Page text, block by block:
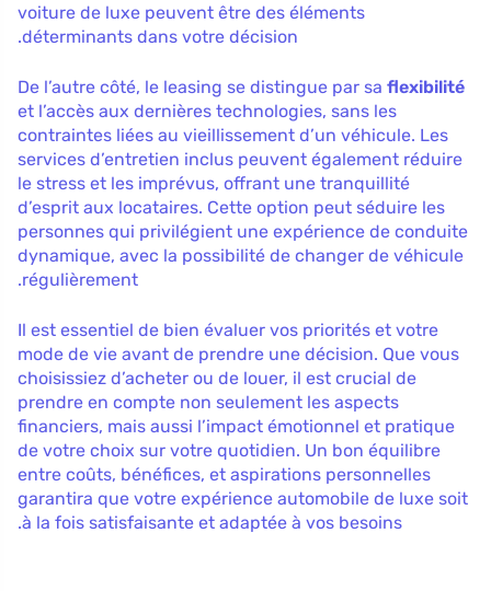
voiture de luxe peuvent être des éléments
déterminants dans votre décision.
De l’autre côté, le leasing se distingue par sa flexibilité
et l’accès aux dernières technologies, sans les
contraintes liées au vieillissement d’un véhicule. Les
services d’entretien inclus peuvent également réduire
le stress et les imprévus, offrant une tranquillité
d’esprit aux locataires. Cette option peut séduire les
personnes qui privilégient une expérience de conduite
dynamique, avec la possibilité de changer de véhicule
régulièrement.
Il est essentiel de bien évaluer vos priorités et votre
mode de vie avant de prendre une décision. Que vous
choisissiez d’acheter ou de louer, il est crucial de
prendre en compte non seulement les aspects
financiers, mais aussi l’impact émotionnel et pratique
de votre choix sur votre quotidien. Un bon équilibre
entre coûts, bénéfices, et aspirations personnelles
garantira que votre expérience automobile de luxe soit
à la fois satisfaisante et adaptée à vos besoins.